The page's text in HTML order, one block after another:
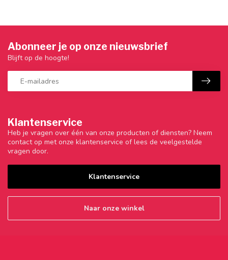
Klantenservice
Heb je vragen over één van onze producten of diensten? Neem
contact op met onze klantenservice of lees de veelgestelde
vragen door.
Klantenservice
Naar onze winkel
Abonneer je op onze nieuwsbrief
Blijft op de hoogte!